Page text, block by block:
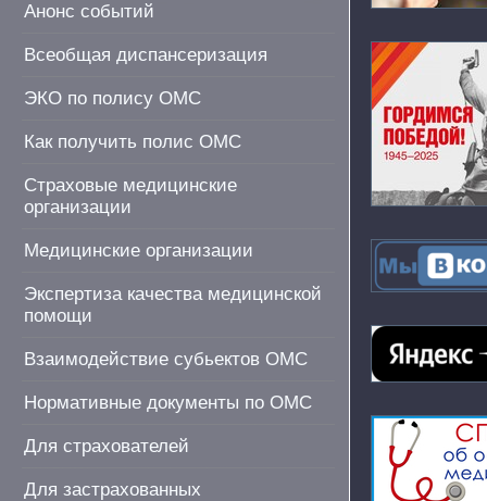
Анонс событий
Всеобщая диспансеризация
ЭКО по полису ОМС
Как получить полис ОМС
Страховые медицинские
организации
Медицинские организации
Экспертиза качества медицинской
помощи
Взаимодействие субьектов ОМС
Нормативные документы по ОМС
Для страхователей
Для застрахованных